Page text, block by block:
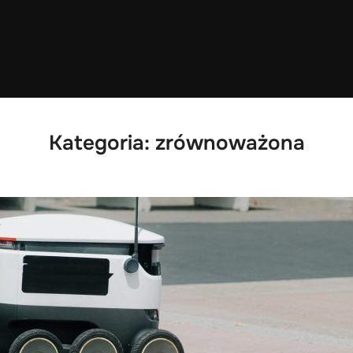
Kategoria: zrównoważona